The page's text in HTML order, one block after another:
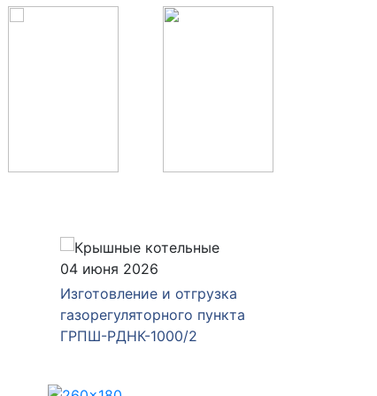
04 июня 2026
Изготовление и отгрузка
газорегуляторного пункта
ГРПШ-РДНК-1000/2